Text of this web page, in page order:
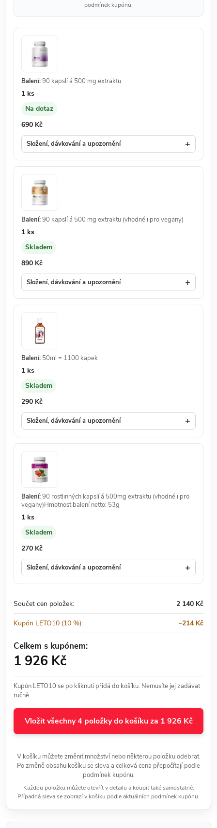
podmínek kupónu.
Balení:90 kapslí á 500 mg extraktu
Množství:
1 ks
Dostupnost:
Na dotaz
Cena:
690 Kč
Složení, dávkování a upozornění +
Balení:90 kapslí á 500 mg extraktu (vhodné i pro vegany)
Množství:
1 ks
Dostupnost:
Skladem
Cena:
890 Kč
Složení, dávkování a upozornění +
Balení: 50ml = 1100 kapek
Množství:
1 ks
Dostupnost:
Skladem
Cena:
290 Kč
Složení, dávkování a upozornění +
Balení:90 rostlinných kapslí á 500mg extraktu (vhodné i pro
vegany)Hmotnost balení netto: 53g
Množství:
1 ks
Dostupnost:
Skladem
Cena:
270 Kč
Složení, dávkování a upozornění +
Součet cen položek: 2 140 Kč
Kupón LETO10 (10 %): −214 Kč
Celkem s kupónem:
1 926 Kč
Kupón LETO10 se po kliknutí přidá do košíku. Nemusíte jej zadávat
ručně.
Vložit všechny 4 položky do košíku za 1 926 Kč
V košíku můžete změnit množství nebo některou položku odebrat.
Po změně obsahu košíku se sleva a celková cena přepočítají podle
podmínek kupónu.
Každou položku můžete otevřít v detailu a koupit také samostatně.
Případná sleva se zobrazí v košíku podle aktuálních podmínek kupónu.